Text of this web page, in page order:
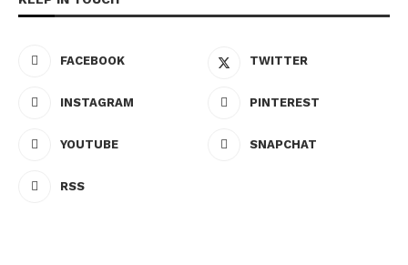
FACEBOOK TWITTER
INSTAGRAM PINTEREST
YOUTUBE SNAPCHAT
RSS